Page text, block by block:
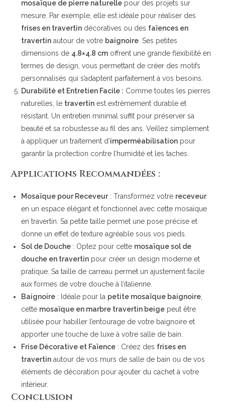
mosaïque de pierre naturelle pour des projets sur
mesure. Par exemple, elle est idéale pour réaliser des
frises en travertin décoratives ou des faïences en
travertin autour de votre baignoire . Ses petites
dimensions de 4.8×4.8 cm offrent une grande flexibilité en
termes de design, vous permettant de créer des motifs
personnalisés qui s’adaptent parfaitement à vos besoins.
Durabilité et Entretien Facile : Comme toutes les pierres
naturelles, le travertin est extrêmement durable et
résistant. Un entretien minimal suffit pour préserver sa
beauté et sa robustesse au fil des ans. Veillez simplement
à appliquer un traitement d’imperméabilisation pour
garantir la protection contre l’humidité et les taches.
Applications Recommandées :
Mosaïque pour Receveur: Transformez votre receveur
en un espace élégant et fonctionnel avec cette mosaïque
en travertin. Sa petite taille permet une pose précise et
donne un effet de texture agréable sous vos pieds.
Sol de Douche : Optez pour cette mosaïque sol de
douche en travertin pour créer un design moderne et
pratique. Sa taille de carreau permet un ajustement facile
aux formes de votre douche à l’italienne.
Baignoire : Idéale pour la petite mosaïque baignoire
cette mosaïque en marbre travertin beige peut être
utilisée pour habiller l’entourage de votre baignoire et
apporter une touche de luxe à votre salle de bain.
Frise Décorative et Faïence : Créez des frises en
travertin autour de vos murs de salle de bain ou de vos
éléments de décoration pour ajouter du cachet à votre
intérieur.
Conclusion